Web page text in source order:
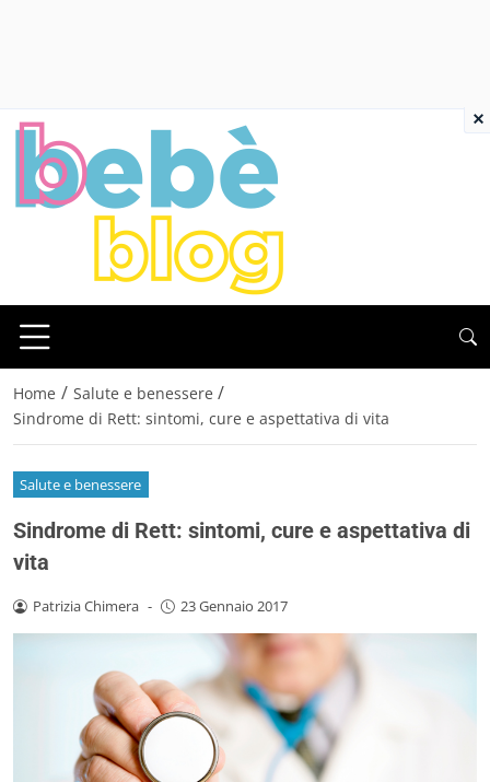
Home / Salute e benessere /
Sindrome di Rett: sintomi, cure e aspettativa di vita
Salute e benessere
Sindrome di Rett: sintomi, cure e aspettativa di
vita
Patrizia Chimera - 23 Gennaio 2017
×